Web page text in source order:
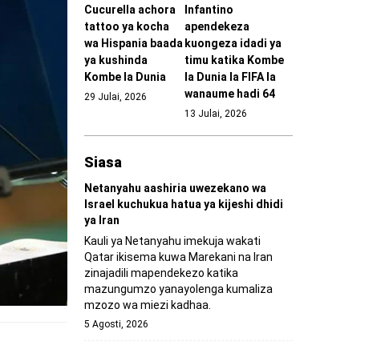
Cucurella achora
tattoo ya kocha
wa Hispania baada
ya kushinda
Kombe la Dunia
29 Julai, 2026
Infantino
apendekeza
kuongeza idadi ya
timu katika Kombe
la Dunia la FIFA la
wanaume hadi 64
13 Julai, 2026
Siasa
Netanyahu aashiria uwezekano wa
Israel kuchukua hatua ya kijeshi dhidi
ya Iran
Kauli ya Netanyahu imekuja wakati
Qatar ikisema kuwa Marekani na Iran
zinajadili mapendekezo katika
mazungumzo yanayolenga kumaliza
mzozo wa miezi kadhaa.
5 Agosti, 2026